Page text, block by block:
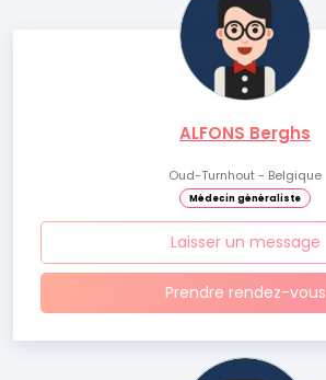
ALFONS Berghs
Oud-Turnhout - Belgique
Médecin généraliste
Laisser un message
Prendre rendez-vous